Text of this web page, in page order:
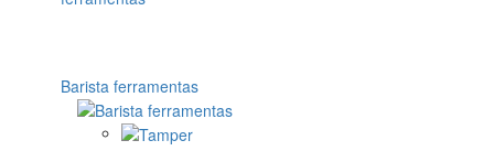
Barista ferramentas